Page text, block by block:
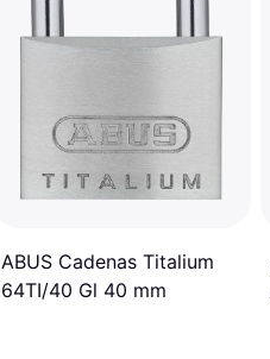
ABUS Cadenas Titalium
64TI/40 Gl 40 mm